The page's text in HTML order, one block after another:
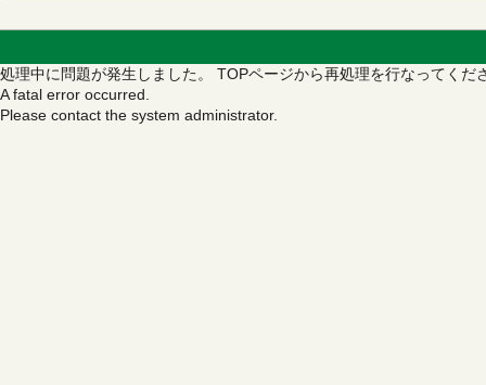
処理中に問題が発生しました。 TOPページから再処理を行なってくだ
A fatal error occurred.
Please contact the system administrator.